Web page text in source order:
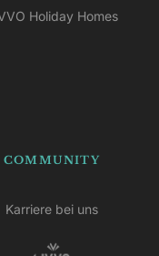
Holiday Homes
COMMUNITY
Karriere bei uns